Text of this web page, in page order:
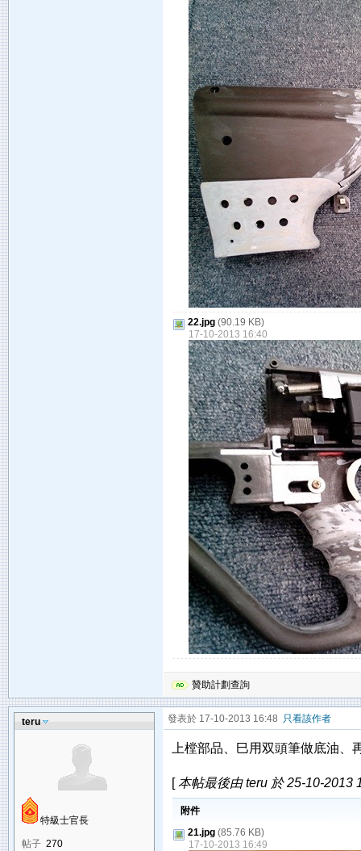
22.jpg (90.19 KB)
17-10-2013 16:40
贊助計劃查詢
teru
特級士官長
帖子 270
發表於 17-10-2013 16:48 只看該作者
上樘部品、巳用双頭筆做底油、
[本帖最後由 teru 於 25-10-2013
附件
21.jpg (85.76 KB)
17-10-2013 16:49